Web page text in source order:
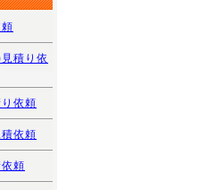
積り依
依頼
依頼
頼